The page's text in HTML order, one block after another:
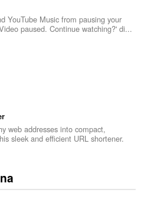
YouTube Music from pausing your
paused. Continue watching?' di...
web addresses into compact,
sleek and efficient URL shortener.